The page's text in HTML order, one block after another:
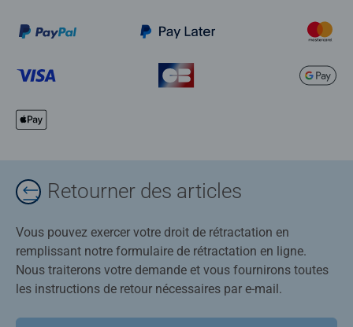
Retourner des articles
Vous pouvez exercer votre droit de rétractation en
remplissant notre formulaire de rétractation en ligne.
Nous traiterons votre demande et vous fournirons toutes
les instructions de retour nécessaires par e-mail.